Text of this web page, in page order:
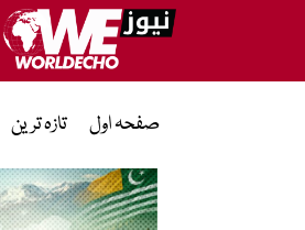
صفحہ اول تازہ ترین